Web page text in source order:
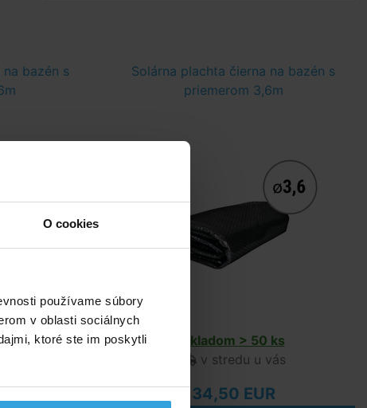
O cookies
používame súbory
v oblasti sociálnych
ktoré ste im poskytli
bazén s
ks
Solárna plachta čierna na bazén s
priemerom 3,6m
Skladom > 50 ks
v stredu u vás
34,50 EUR